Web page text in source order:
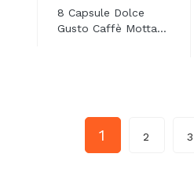
8 Capsule Dolce
Gusto Caffè Motta...
1 2 3